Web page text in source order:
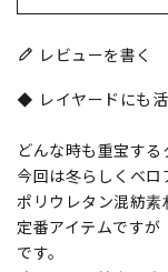
レビューを書く
◆ レイヤードにも
どんな時も重宝する
今回は冬らしくベロ
ポリウレタン混紡素
定番アイテムです
です。